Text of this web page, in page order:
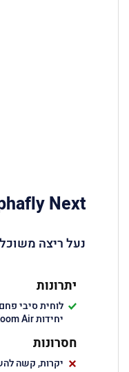
Next
נעל ריצה
יתרונות
לוחית סיבי
יחידות Zoom Air לרספונסיביות גבוהה יותר
חסרונות
יקרות, קשה